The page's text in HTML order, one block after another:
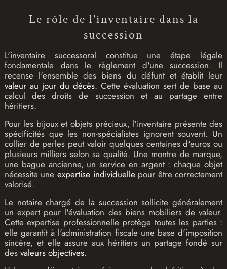
Le rôle de l'inventaire dans la
succession
L'inventaire successoral constitue une étape légale
fondamentale dans le règlement d'une succession. Il
recense l'ensemble des biens du défunt et établit leur
valeur au jour du décès. Cette évaluation sert de base au
calcul des droits de succession et au partage entre
héritiers.
Pour les bijoux et objets précieux, l'inventaire présente des
spécificités que les non-spécialistes ignorent souvent. Un
collier de perles peut valoir quelques centaines d'euros ou
plusieurs milliers selon sa qualité. Une montre de marque,
une bague ancienne, un service en argent : chaque objet
nécessite une expertise individuelle pour être correctement
valorisé.
Le notaire chargé de la succession sollicite généralement
un expert pour l'évaluation des biens mobiliers de valeur.
Cette expertise professionnelle protège toutes les parties :
elle garantit à l'administration fiscale une base d'imposition
sincère, et elle assure aux héritiers un partage fondé sur
des valeurs objectives.